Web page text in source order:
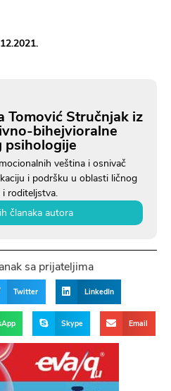
Tomović Stručnjak iz
bihejvioralne
psihologije
veština i osnivač
i podršku u oblasti ličnog
i roditeljstva.
članaka autora
sa prijateljima
Twitter LinkedIn
Skype Email